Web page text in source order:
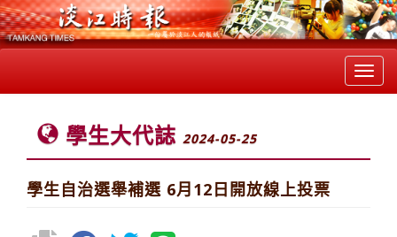
學生大代誌 2024-05-25
學生自治選舉補選 6月12日開放線上投票